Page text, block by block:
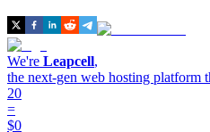
We're Leapcell,
the next-gen web hosting platform
20
=
$0